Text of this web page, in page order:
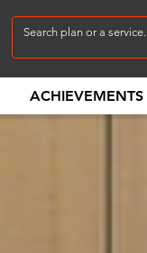
ACHIEVEMENTS